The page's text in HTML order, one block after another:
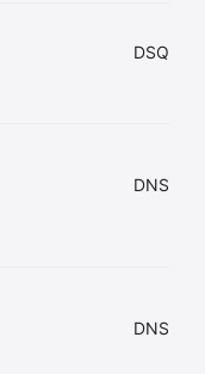
DSQ
DNS
DNS